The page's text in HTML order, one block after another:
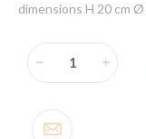
dimensions H 20 cm Ø